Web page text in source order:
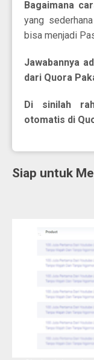
Bagaimana
yang
bisa menjadi
Jawabannya
dari Quora
Di sinilah
otomatis di
Siap untuk